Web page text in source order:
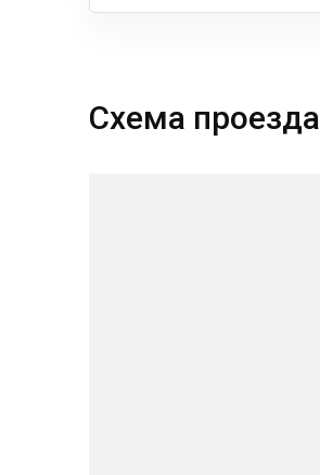
Схема проезда